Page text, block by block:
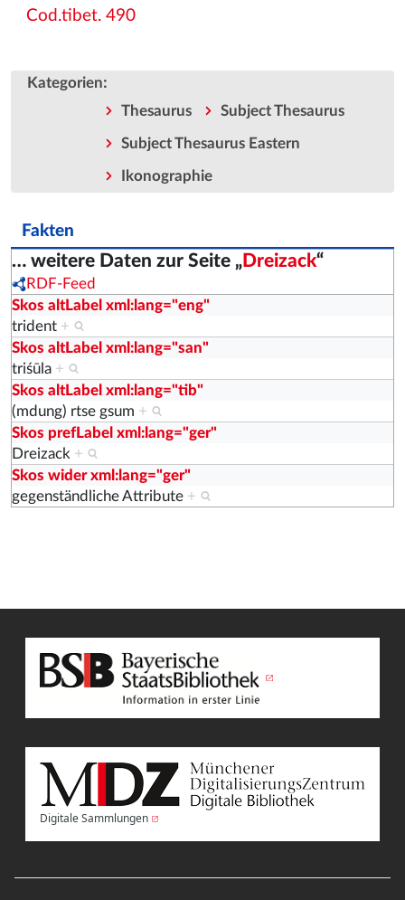
Cod.tibet. 490
Kategorien:
Thesaurus Subject Thesaurus
Subject Thesaurus Eastern
Ikonographie
Fakten
… weitere Daten zur Seite „Dreizack“
RDF-Feed
Skos altLabel xml:lang="eng"
trident +
Skos altLabel xml:lang="san"
triśūla +
Skos altLabel xml:lang="tib"
(mdung) rtse gsum +
Skos prefLabel xml:lang="ger"
Dreizack +
Skos wider xml:lang="ger"
gegenständliche Attribute +
Digitale Sammlungen